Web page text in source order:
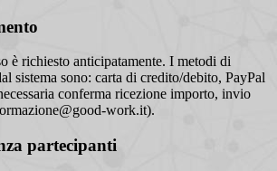
è richiesto anticipatamente. I metodi di
sistema sono: carta di credito/debito, PayPal
conferma ricezione importo, invio
work.it).
partecipanti